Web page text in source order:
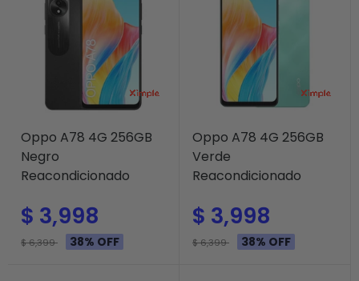
Oppo A78 4G 256GB
Negro
Reacondicionado
$ 3,998
$ 6,399 38% OFF
Oppo A78 4G 256GB
Verde
Reacondicionado
$ 3,998
$ 6,399 38% OFF